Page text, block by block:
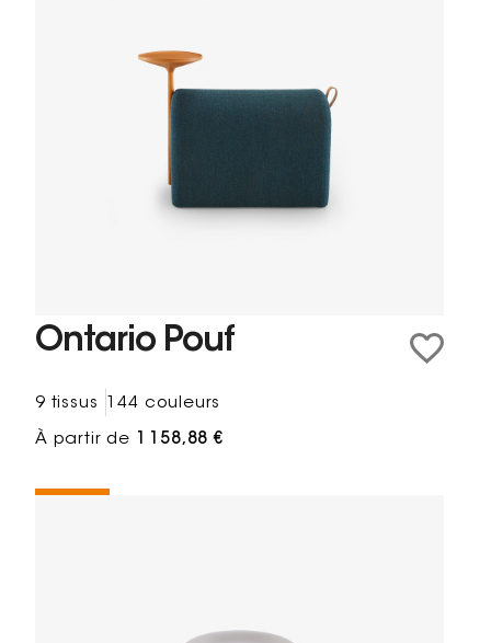
Ontario Pouf
9 tissus 144 couleurs
À partir de 1 158,88 €